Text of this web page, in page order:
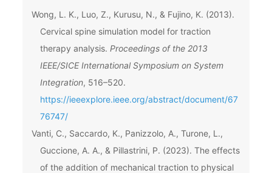
Wong, L. K., Luo, Z., Kurusu, N., & Fujino, K. (2013).
Cervical spine simulation model for traction
therapy analysis. Proceedings of the 2013
IEEE/SICE International Symposium on System
Integration, 516–520.
https://ieeexplore.ieee.org/abstract/document/67
76747/
Vanti, C., Saccardo, K., Panizzolo, A., Turone, L.,
Guccione, A. A., & Pillastrini, P. (2023). The effects
of the addition of mechanical traction to physical